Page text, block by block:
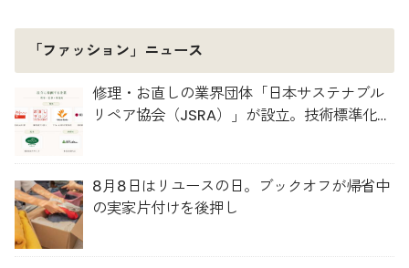
「ファッション」ニュース
修理・お直しの業界団体「日本サステナブル
リペア協会（JSRA）」が設立。技術標準化や
8月8日はリユースの日。ブックオフが帰省中
の実家片付けを後押し